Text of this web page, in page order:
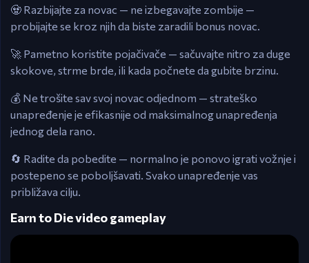
🧟 Razbijajte za novac — ne izbegavajte zombije —
probijajte se kroz njih da biste zaradili bonus novac.
🚀 Pametno koristite pojačivače — sačuvajte nitro za duge
skokove, strme brde, ili kada počnete da gubite brzinu.
💰 Ne trošite sav svoj novac odjednom — strateško
unapređenje je efikasnije od maksimalnog unapređenja
jednog dela rano.
🔄 Radite da pobedite — normalno je ponovo igrati vožnje i
postepeno se poboljšavati. Svako unapređenje vas
približava cilju.
Earn to Die video gameplay